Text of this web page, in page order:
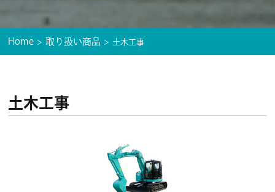
Home 取り扱い商品 土木工事
土木工事